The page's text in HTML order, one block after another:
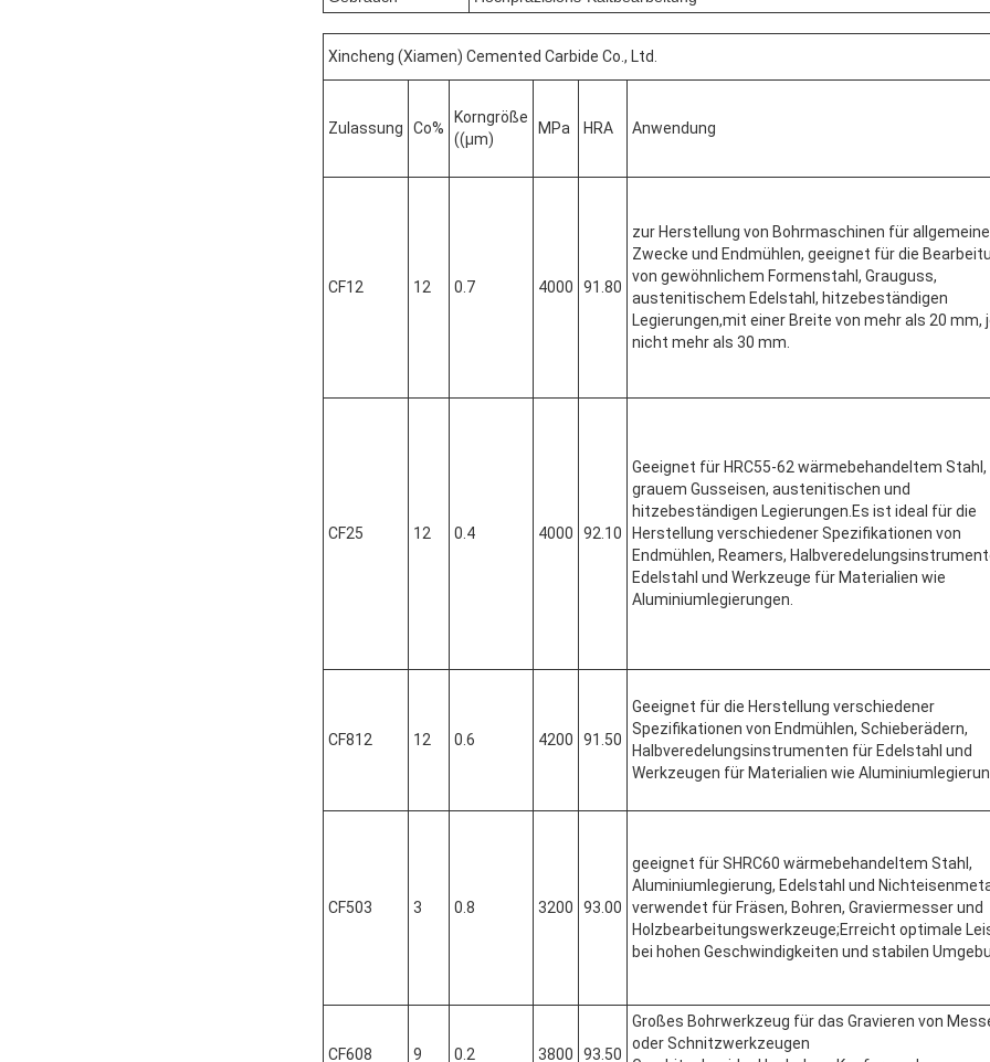
Xincheng (Xiamen) Cemented Carbide Co., Ltd.
Zulassung Co%
Korngröße
((μm)
MPa HRA Anwendung
CF12 12 0.7 4000 91.80
zur Herstellung von Bohrmaschinen für allgemeine
Zwecke und Endmühlen, geeignet für die
von gewöhnlichem Formenstahl, Grauguss,
austenitischem Edelstahl, hitzebeständigen
Legierungen,mit einer Breite von mehr als 20 mm,
nicht mehr als 30 mm.
CF25 12 0.4 4000 92.10
Geeignet für HRC55-62 wärmebehandeltem Stahl,
grauem Gusseisen, austenitischen und
hitzebeständigen Legierungen.Es ist ideal für die
Herstellung verschiedener Spezifikationen von
Endmühlen, Reamers,
Edelstahl und Werkzeuge für Materialien wie
Aluminiumlegierungen.
CF812 12 0.6 4200 91.50
Geeignet für die Herstellung verschiedener
Spezifikationen von Endmühlen, Schieberädern,
Halbveredelungsinstrumenten für Edelstahl und
Werkzeugen für Materialien wie
CF503 3 0.8 3200 93.00
geeignet für SHRC60 wärmebehandeltem Stahl,
Aluminiumlegierung, Edelstahl und
verwendet für Fräsen, Bohren, Graviermesser und
Holzbearbeitungswerkzeuge;Erreicht optimale
bei hohen Geschwindigkeiten und stabilen
CF608 9 0.2 3800 93.50
Großes Bohrwerkzeug für das Gravieren von
oder Schnitzwerkzeugen